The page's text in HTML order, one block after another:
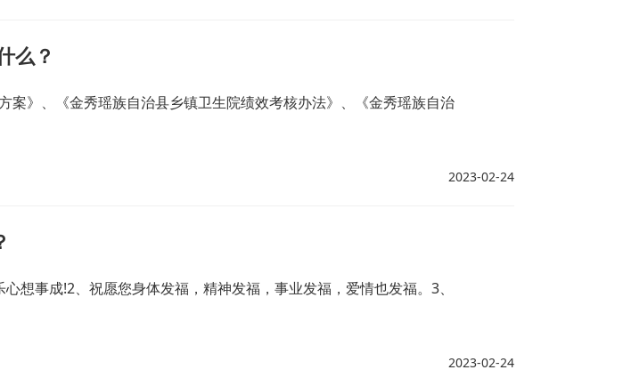
么？
》、《金秀瑶族自治县乡镇卫生院绩效考核办法》、《金秀瑶族自治
2023-02-24
想事成!2、祝愿您身体发福，精神发福，事业发福，爱情也发福。3、
2023-02-24